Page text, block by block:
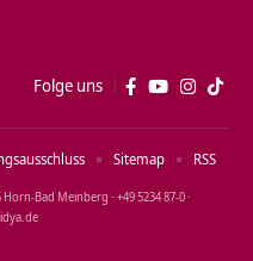
Folge uns
Meinberg · +49 5234 87‑0 ·
Sitemap RSS